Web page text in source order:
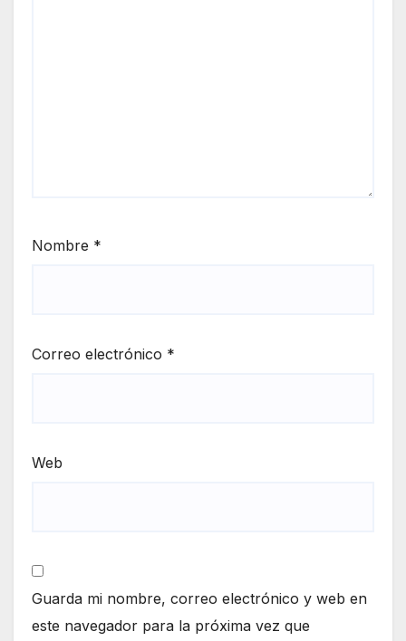
Nombre *
Correo electrónico *
Web
Guarda mi nombre, correo electrónico y web en
este navegador para la próxima vez que